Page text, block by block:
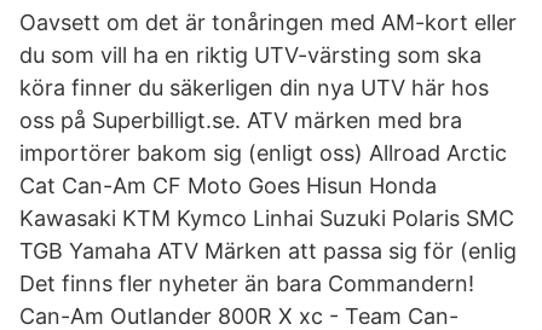
Oavsett om det är tonåringen med AM-kort eller
du som vill ha en riktig UTV-värsting som ska
köra finner du säkerligen din nya UTV här hos
oss på Superbilligt.se. ATV märken med bra
importörer bakom sig (enligt oss) Allroad Arctic
Cat Can-Am CF Moto Goes Hisun Honda
Kawasaki KTM Kymco Linhai Suzuki Polaris SMC
TGB Yamaha ATV Märken att passa sig för (enlig
Det finns fler nyheter än bara Commandern!
Can-Am Outlander 800R X xc - Team Can-